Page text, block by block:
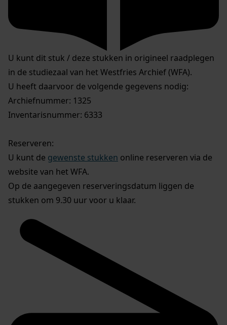
U kunt dit stuk / deze stukken in origineel raadplegen
in de studiezaal van het Westfries Archief (WFA).
U heeft daarvoor de volgende gegevens nodig:
Archiefnummer: 1325
Inventarisnummer: 6333
Reserveren:
U kunt de gewenste stukken online reserveren via de
website van het WFA.
Op de aangegeven reserveringsdatum liggen de
stukken om 9.30 uur voor u klaar.